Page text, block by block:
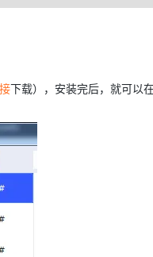
下载），安装完后，就可以